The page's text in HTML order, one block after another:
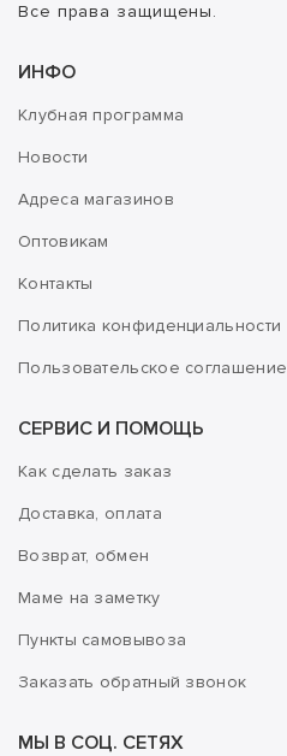
Все права защищены.
ИНФО
Клубная программа
Новости
Адреса магазинов
Оптовикам
Контакты
Политика конфиденциальности
Пользовательское соглашение
СЕРВИС И ПОМОЩЬ
Как сделать заказ
Доставка, оплата
Возврат, обмен
Маме на заметку
Пункты самовывоза
Заказать обратный звонок
МЫ В СОЦ. СЕТЯХ